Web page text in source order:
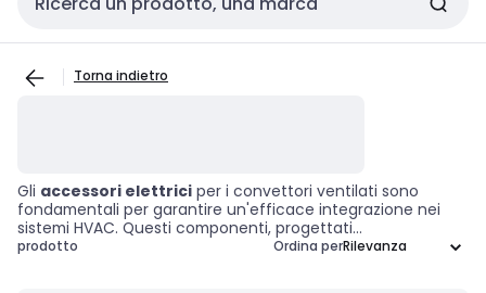
Cerca input
Torna indietro
Gli accessori elettrici per i convettori ventilati sono
fondamentali per garantire un'efficace integrazione nei
sistemi HVAC. Questi componenti, progettati
specificamente per ottimizzare le prestazioni dei convettori
prodotto Ordina per